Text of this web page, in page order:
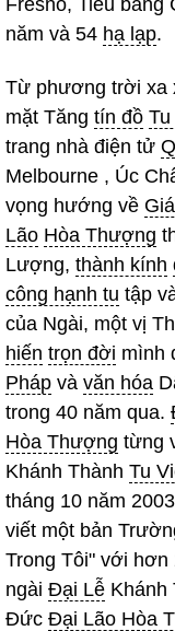
năm và 54 hạ lạp.
Từ phương trời xa
mặt Tăng tín đồ Tu
trang nhà điện tử
Melbourne , Úc
vọng hướng về
Lão Hòa Thượng
Lượng, thành kính
công hạnh tu tập
của Ngài, một vị
hiến trọn đời mình
Pháp và văn hóa
trong 40 năm qua.
Hòa Thượng từng
Khánh Thành Tu
tháng 10 năm
viết một bản
Trong Tôi" với hơn
ngài Đại Lễ Khánh
Đức Đại Lão Hòa